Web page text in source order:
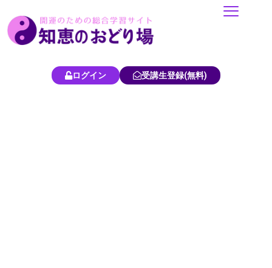
容
ログイン 受講生登録(無料)